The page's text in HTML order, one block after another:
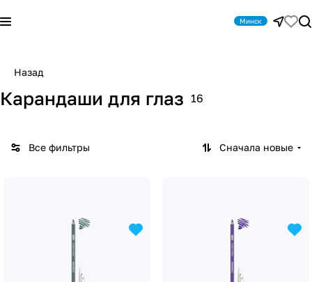
Минск
Назад
Карандаши для глаз 16
Все фильтры Сначала новые